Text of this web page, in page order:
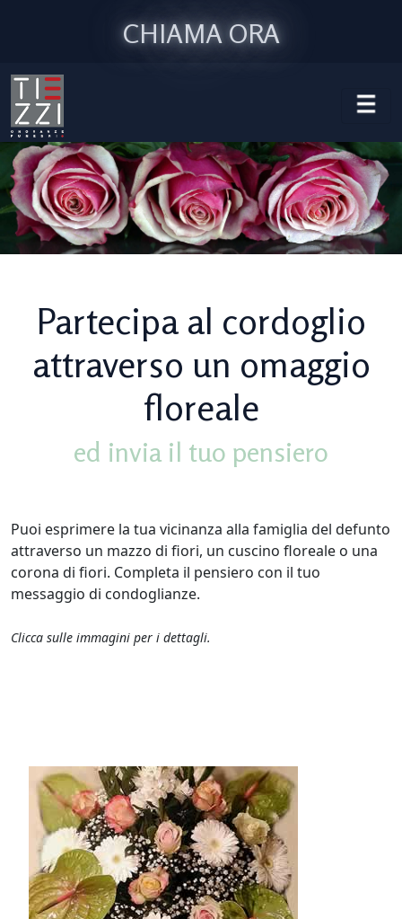
CHIAMA ORA
Partecipa al cordoglio
attraverso un omaggio
floreale
ed invia il tuo pensiero
Puoi esprimere la tua vicinanza alla famiglia del defunto
attraverso un mazzo di fiori, un cuscino floreale o una
corona di fiori. Completa il pensiero con il tuo
messaggio di condoglianze.
Clicca sulle immagini per i dettagli.